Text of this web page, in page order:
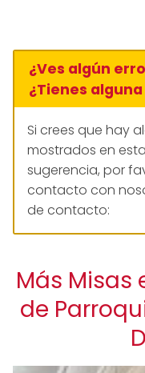
¿Ves algún
¿Tienes
Si crees que hay
mostrados en
sugerencia, por
contacto con
de contacto:
Más Misas
de